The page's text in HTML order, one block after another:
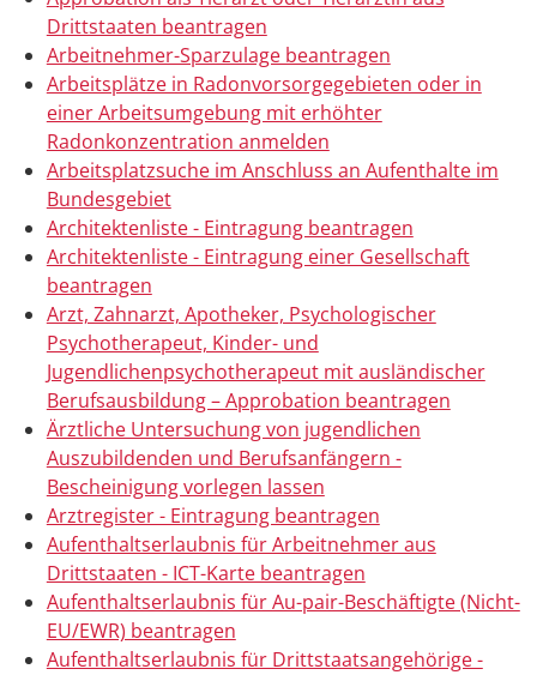
Drittstaaten beantragen
Arbeitnehmer-Sparzulage beantragen
Arbeitsplätze in Radonvorsorgegebieten oder in
einer Arbeitsumgebung mit erhöhter
Radonkonzentration anmelden
Arbeitsplatzsuche im Anschluss an Aufenthalte im
Bundesgebiet
Architektenliste - Eintragung beantragen
Architektenliste - Eintragung einer Gesellschaft
beantragen
Arzt, Zahnarzt, Apotheker, Psychologischer
Psychotherapeut, Kinder- und
Jugendlichenpsychotherapeut mit ausländischer
Berufsausbildung – Approbation beantragen
Ärztliche Untersuchung von jugendlichen
Auszubildenden und Berufsanfängern -
Bescheinigung vorlegen lassen
Arztregister - Eintragung beantragen
Aufenthaltserlaubnis für Arbeitnehmer aus
Drittstaaten - ICT-Karte beantragen
Aufenthaltserlaubnis für Au-pair-Beschäftigte (Nicht-
EU/EWR) beantragen
Aufenthaltserlaubnis für Drittstaatsangehörige -